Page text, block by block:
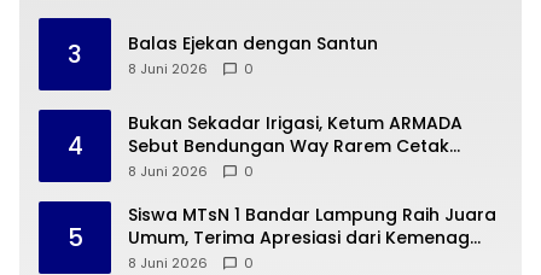
3 Balas Ejekan dengan Santun
8 Juni 2026 0
4
Bukan Sekadar Irigasi, Ketum ARMADA
Sebut Bendungan Way Rarem Cetak
Sejarah Peradaban Lampung
8 Juni 2026 0
5
Siswa MTsN 1 Bandar Lampung Raih Juara
Umum, Terima Apresiasi dari Kemenag
Kota Bandar Lampung
8 Juni 2026 0